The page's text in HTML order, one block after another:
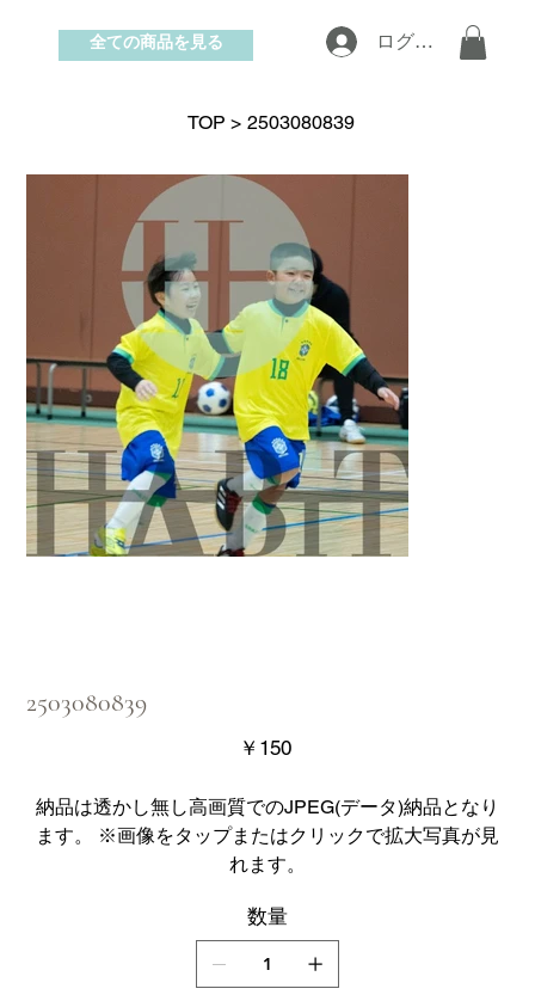
お問い合わせ
ログイン
全ての商品を見る
TOP > 2503080839
2503080839
価
格
￥150
納品は透かし無し高画質でのJPEG(データ)納品となり
ます。 ※画像をタップまたはクリックで拡大写真が見
れます。
数量